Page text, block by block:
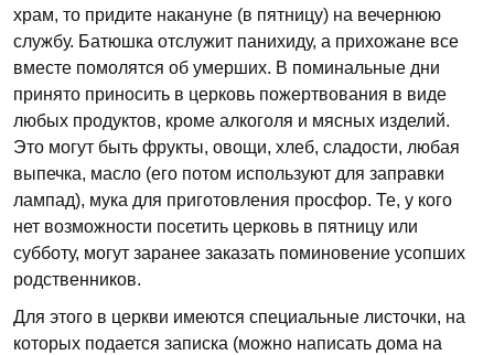
храм, то придите накануне (в пятницу) на вечернюю
службу. Батюшка отслужит панихиду, а прихожане все
вместе помолятся об умерших. В поминальные дни
принято приносить в церковь пожертвования в виде
любых продуктов, кроме алкоголя и мясных изделий.
Это могут быть фрукты, овощи, хлеб, сладости, любая
выпечка, масло (его потом используют для заправки
лампад), мука для приготовления просфор. Те, у кого
нет возможности посетить церковь в пятницу или
субботу, могут заранее заказать поминовение усопших
родственников.
Для этого в церкви имеются специальные листочки, на
которых подается записка (можно написать дома на